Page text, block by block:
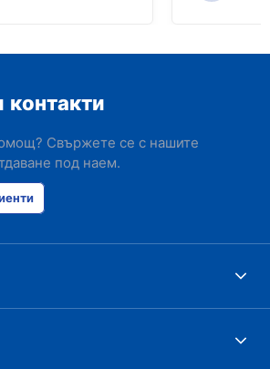
Свържете се с нашите
под наем.